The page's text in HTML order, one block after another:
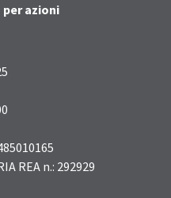
per azioni
REA n.: 292929